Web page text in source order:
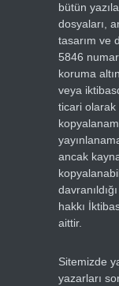
bütün
dosyaları,
tasarım ve
5846
koruma
veya
ticari olarak
ancak
hakkı
aittir.
Sitemizde
yazarları